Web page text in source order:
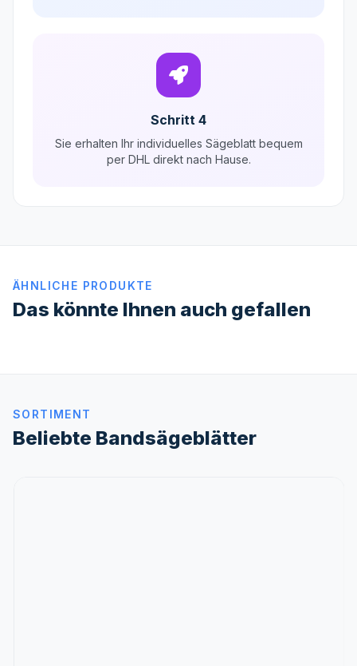
Schritt 4
Sie erhalten Ihr individuelles Sägeblatt bequem
per DHL direkt nach Hause.
ÄHNLICHE PRODUKTE
Das könnte Ihnen auch gefallen
SORTIMENT
Beliebte Bandsägeblätter